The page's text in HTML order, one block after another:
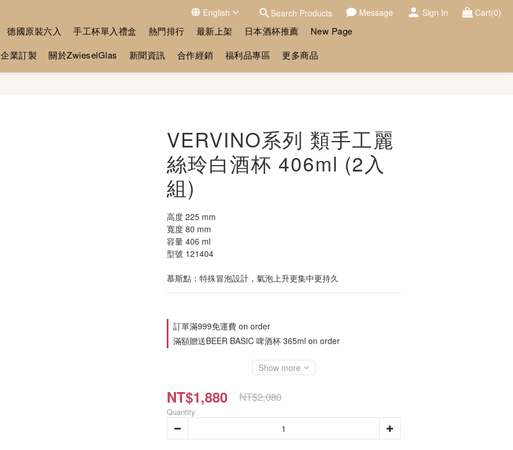
English Search Products Message Sign In Cart(0)
德國原裝六入 手工杯單入禮盒 熱門排行 最新上架 日本酒杯推薦
New Page
企業訂製 關於ZwieselGlas 新聞資訊 合作經銷 福利品專區 更多商品
VERVINO系列 類手工麗
絲玲白酒杯 406ml (2入
組)
高度 225 mm
寬度 80 mm
容量 406 ml
型號 121404
慕斯點：特殊冒泡設計，氣泡上升更集中更持久
訂單滿999免運費 on order
滿額贈送BEER BASIC 啤酒杯 365ml on order
Show more
NT$1,880 NT$2,080
Quantity